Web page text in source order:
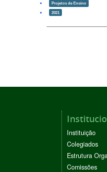
Projetos de Ensino
2021
Instituição
Colegiados
Estrutura
Comissões